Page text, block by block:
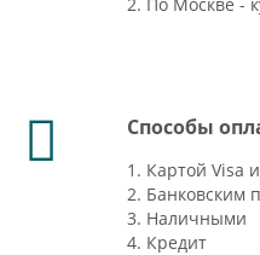
Способы
1. Картой Visa
2. Банковским
3. Наличными
4. Кредит